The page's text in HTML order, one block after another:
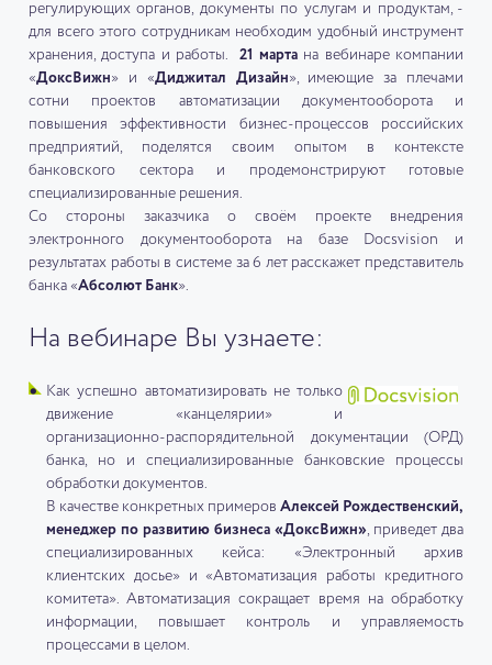
регулирующих органов, документы по услугам и продуктам, -
для всего этого сотрудникам необходим удобный инструмент
хранения, доступа и работы.21 мартана вебинаре компании
«ДоксВижн» и «Диджитал Дизайн», имеющие за плечами
сотни проектов автоматизации документооборота и
повышения эффективности бизнес-процессов российских
предприятий, поделятся своим опытом в контексте
банковского сектора и продемонстрируют готовые
специализированные решения.
Со стороны заказчика о своём проекте внедрения
электронного документооборота на базе Docsvision и
результатах работы в системе за 6 лет расскажет представитель
банка «Абсолют Банк».
На вебинаре Вы узнаете:
Как успешно автоматизировать не только
движение «канцелярии» и
организационно-распорядительной документации (ОРД)
банка, но и специализированные банковские процессы
обработки документов.
В качестве конкретных примеров Алексей Рождественский,
менеджер по развитию бизнеса «ДоксВижн», приведет два
специализированных кейса: «Электронный архив
клиентских досье» и «Автоматизация работы кредитного
комитета». Автоматизация сокращает время на обработку
информации, повышает контроль и управляемость
процессами в целом.